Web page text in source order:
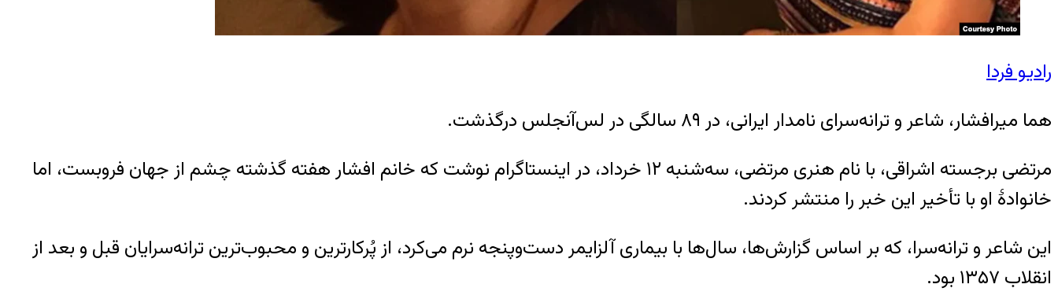
رادیو فردا
هما میرافشار، شاعر و ترانه‌سرای نامدار ایرانی، در ۸۹ سالگی در لس‌آنجلس درگذشت.
مرتضی برجسته اشراقی، با نام هنری مرتضی، سه‌شنبه ۱۲ خرداد، در اینستاگرام نوشت که خانم افشار هفته گذشته چشم از جهان فروبست، اما
خانوادهٔ او با تأخیر این خبر را منتشر کردند.
این شاعر و ترانه‌سرا، که بر اساس گزارش‌ها، سال‌ها با بیماری آلزایمر دست‌و‌پنجه نرم می‌کرد، از پُرکارترین و محبوب‌ترین ترانه‌سرایان قبل و بعد از
انقلاب ۱۳۵۷ بود.